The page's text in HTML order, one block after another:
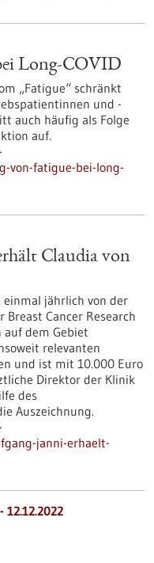
Long-COVID
„Fatigue“ schränkt
und -
auch häufig als Folge
auf.
von-fatigue-bei-long-
Claudia von
einmal jährlich von der
Cancer Research
auf dem Gebiet
relevanten
und ist mit 10.000 Euro
Direktor der Klinik
des
Auszeichnung.
janni-erhaelt-